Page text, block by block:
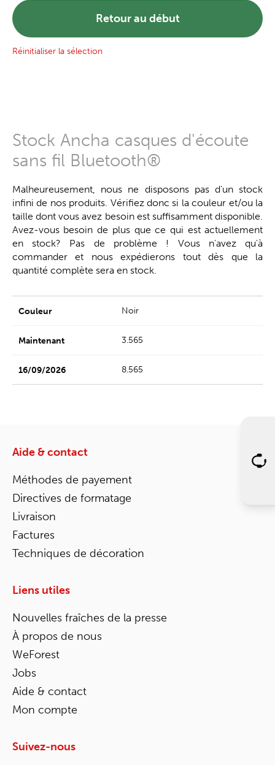
Retour au début
Réinitialiser la sélection
Stock Ancha casques d'écoute
sans fil Bluetooth®
Malheureusement, nous ne disposons pas d'un stock
infini de nos produits. Vérifiez donc si la couleur et/ou la
taille dont vous avez besoin est suffisamment disponible.
Avez-vous besoin de plus que ce qui est actuellement
en stock? Pas de problème ! Vous n'avez qu'à
commander et nous expédierons tout dès que la
quantité complète sera en stock.
Noir
3.565
8.565
Aide & contact
Méthodes de payement
Directives de formatage
Livraison
Factures
Techniques de décoration
Liens utiles
Nouvelles fraîches de la presse
À propos de nous
WeForest
Jobs
Aide & contact
Mon compte
Suivez-nous